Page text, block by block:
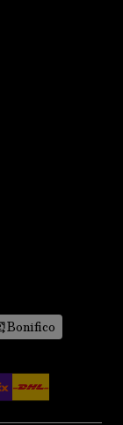
Bonifico